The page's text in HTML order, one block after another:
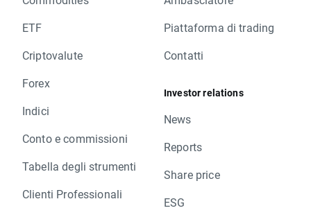
ETF
Criptovalute
Forex
Indici
Conto e commissioni
Tabella degli strumenti
Clienti Professionali
Piattaforma di trading
Contatti
Investor relations
News
Reports
Share price
ESG